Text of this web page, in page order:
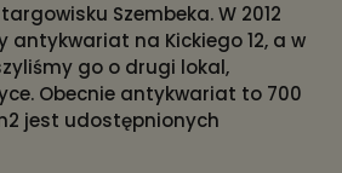
Szembeka. W 2012
antykwariat na Kickiego 12, a w
go o drugi lokal,
Obecnie antykwariat to 700
jest udostępnionych